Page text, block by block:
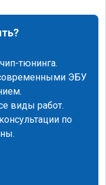
тюнинга.
современными ЭБУ
виды работ.
по